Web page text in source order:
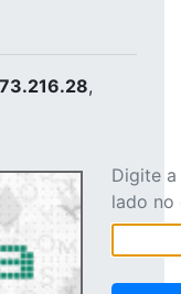
,
Digite
lado no